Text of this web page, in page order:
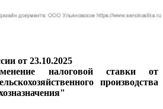
от 23.10.2025
налоговой ставки от
производства